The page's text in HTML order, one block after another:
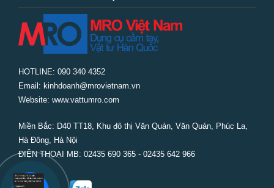
HOTLINE: 090 340 4352
Email: kinhdoanh@mrovietnam.vn
Website: www.vattumro.com
Miền Bắc: D40 TT18, Khu đô thị Văn Quán, Văn Quán, Phúc La,
Hà Đông, Hà Nội
ĐIỆN THOẠI MB: 02435 690 365 - 02435 642 966